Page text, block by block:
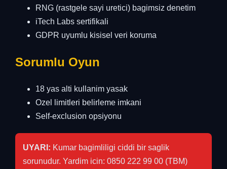
RNG (rastgele sayi uretici) bagimsiz denetim
iTech Labs sertifikali
GDPR uyumlu kisisel veri koruma
Sorumlu Oyun
18 yas alti kullanim yasak
Ozel limitleri belirleme imkani
Self-exclusion opsiyonu
UYARI: Kumar bagimliligi ciddi bir saglik
sorunudur. Yardim icin: 0850 222 99 00 (TBM)